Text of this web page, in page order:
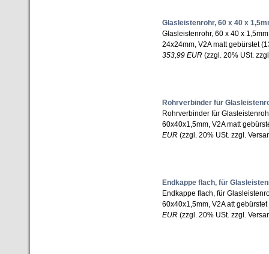
Glasleistenrohr, 60 x 40 x
Glasleistenrohr, 60 x 40 x
24x24mm, V2A matt gebürstet
353,99 EUR (zzgl. 20% USt.
Rohrverbinder für
Rohrverbinder für
60x40x1,5mm, V2A matt
EUR (zzgl. 20% USt. zzgl.
Endkappe flach, für
Endkappe flach, für
60x40x1,5mm, V2A att
EUR (zzgl. 20% USt. zzgl.